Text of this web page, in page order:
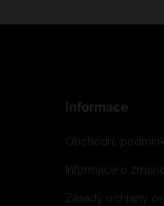
Informace
Obchodní
Informace o
Zásady ochrany